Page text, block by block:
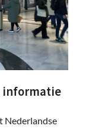
informatie
Nederlandse